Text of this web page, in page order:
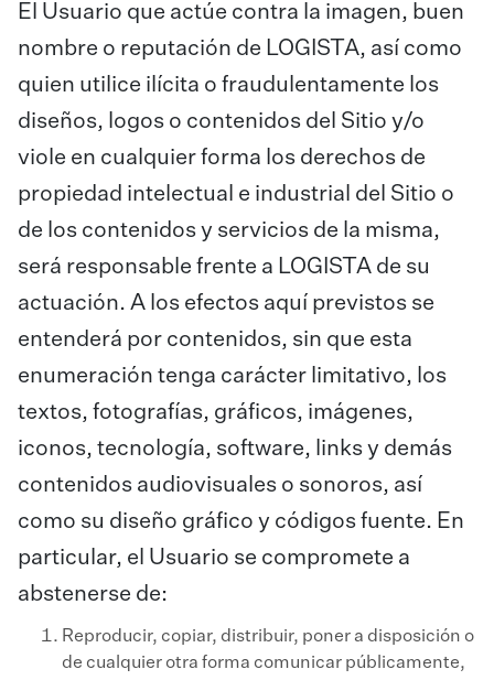
El Usuario que actúe contra la imagen, buen
nombre o reputación de LOGISTA, así como
quien utilice ilícita o fraudulentamente los
diseños, logos o contenidos del Sitio y/o
viole en cualquier forma los derechos de
propiedad intelectual e industrial del Sitio o
de los contenidos y servicios de la misma,
será responsable frente a LOGISTA de su
actuación. A los efectos aquí previstos se
entenderá por contenidos, sin que esta
enumeración tenga carácter limitativo, los
textos, fotografías, gráficos, imágenes,
iconos, tecnología, software, links y demás
contenidos audiovisuales o sonoros, así
como su diseño gráfico y códigos fuente. En
particular, el Usuario se compromete a
abstenerse de:
Reproducir, copiar, distribuir, poner a disposición o
de cualquier otra forma comunicar públicamente,